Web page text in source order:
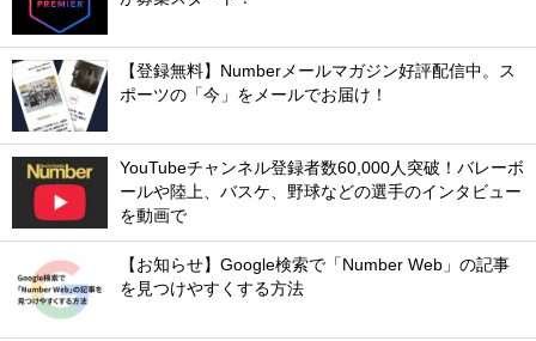
【登録無料】Numberメールマガジン好評配信中。ス
ポーツの「今」をメールでお届け！
YouTubeチャンネル登録者数60,000人突破！バレーボ
ールや陸上、バスケ、野球などの選手のインタビュー
を動画で
【お知らせ】Google検索で「Number Web」の記事
を見つけやすくする方法